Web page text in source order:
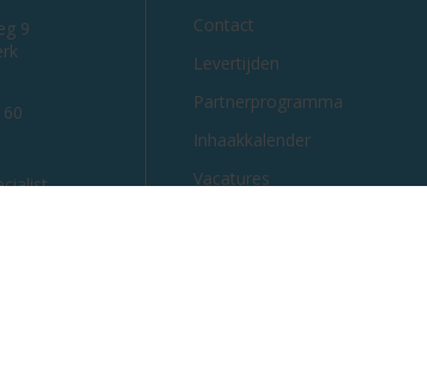
9
Contact
Levertijden
Partnerprogramma
Inhaakkalender
Vacatures